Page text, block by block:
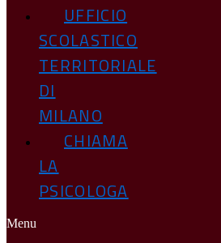
UFFICIO
SCOLASTICO
TERRITORIALE
DI
MILANO
CHIAMA
LA
PSICOLOGA
Menu